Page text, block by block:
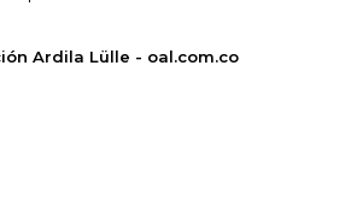
Ardila Lülle - oal.com.co